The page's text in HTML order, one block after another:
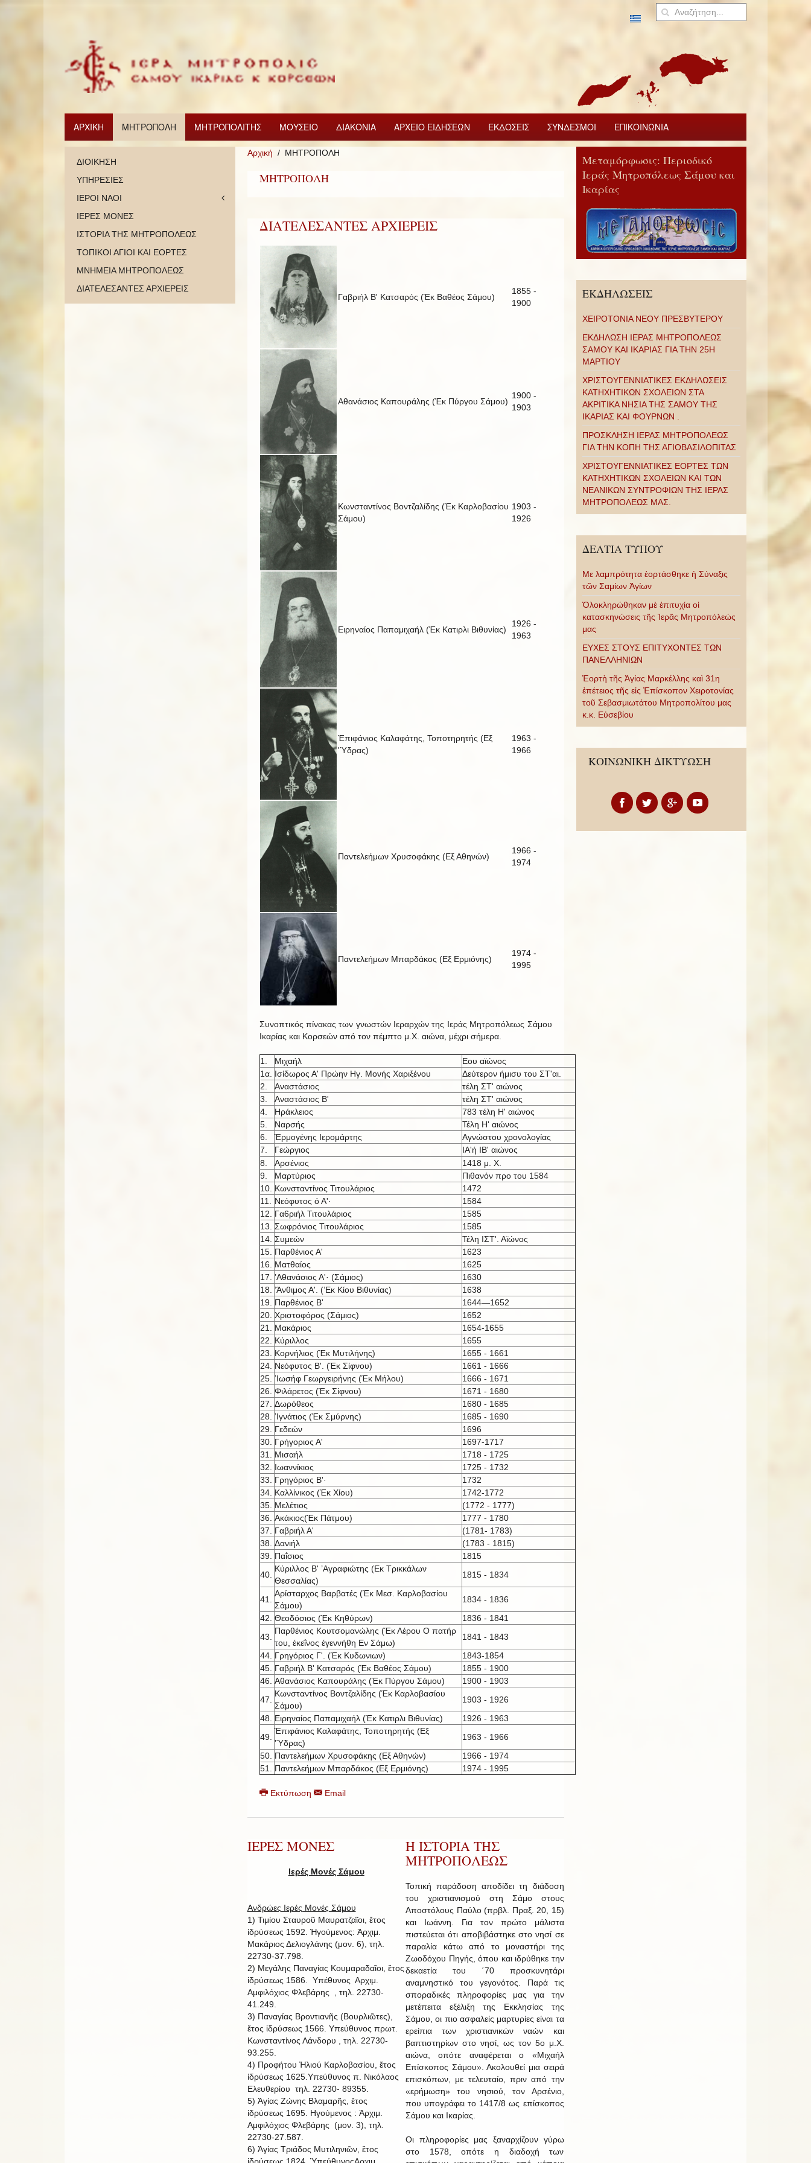
ΑΡΧΙΚΗ ΜΗΤΡΟΠΟΛΗ ΜΗΤΡΟΠΟΛΙΤΗΣ ΜΟΥΣΕΙΟ ΔΙΑΚΟΝΙΑ ΑΡΧΕΙΟ ΕΙΔΗΣΕΩΝ ΕΚΔΟΣΕΙΣ ΣΥΝΔΕΣΜΟΙ ΕΠΙΚΟΙΝΩΝΙΑ
Αρχική ΜΗΤΡΟΠΟΛΗ
ΜΗΤΡΟΠΟΛΗ
ΔΙΑΤΕΛΕΣΑΝΤΕΣ ΑΡΧΙΕΡΕΙΣ
Γαβριήλ Β' Κατσαρός (Έκ Βαθέος Σάμου)
1855 -
1900
Αθανάσιος Καπουράλης (Έκ Πύργου Σάμου)
1900 -
1903
Κωνσταντίνος Βοντζαλίδης (Έκ Καρλοβασίου
Σάμου)
1903 -
1926
Ειρηναίος Παπαμιχαήλ (Έκ Κατιρλι Βιθυνίας)
1926 -
1963
Έπιφάνιος Καλαφάτης, Τοποτηρητής (Εξ
'Ύδρας)
1963 -
1966
Παντελεήμων Χρυσοφάκης (Εξ Αθηνών)
1966 -
1974
Παντελεήμων Μπαρδάκος (Εξ Ερμιόνης)
1974 -
1995
Συνοπτικός πίνακας των γνωστών Ιεραρχών της Ιεράς Μητροπόλεως Σάμου
Ικαρίας και Κορσεών από τον πέμπτο μ.Χ. αιώνα, μέχρι σήμερα.
1. Μιχαήλ
Εου αϊώνος
1α. Ισίδωρος Α' Πρώην Ηγ. Μονής Χαριξένου
Δεύτερον ήμισυ του ΣΤ'αι.
2.
Αναστάσιος
τέλη ΣΤ' αιώνος
3.
Αναστάσιος Β'
τέλη ΣΤ' αιώνος
4.
Ηράκλειος
783 τέλη Η' αιώνος
5.
Ναρσής
Τέλη Η' αιώνος
6.
Έρμογένης Ιερομάρτης
Αγνώστου χρονολογίας
7.
Γεώργιος ΙΑ'ή IB' αιώνος
8.
Αρσένιος
1418 μ. X.
9.
Μαρτύριος
Πιθανόν προ του 1584
10. Κωνσταντίνος Τιτουλάριος
1472
11.
Νεόφυτος ό Α'·
1584
12.
Γα6ριήλ Τιτουλάριος
1585
13. Σωφρόνιος Τιτουλάριος
1585
14. Συμεών
Τέλη ΙΣΤ'. Αϊώνος
15. Παρθένιος Α'
1623
16.
Ματθαίος
1625
17.
’Αθανάσιος Α'· (Σάμιος)
1630
18.
’Άνθιμος Α'. (’Εκ Κίου Βιθυνίας)
1638
19. Παρθένιος Β'
1644—1652
20. Χριστοφόρος (Σάμιος)
1652
21.
Μακάριος
1654-1655
22.
Κύριλλος
1655
23.
Κορνήλιος (Έκ Μυτιλήνης)
1655 - 1661
24. Νεόφυτος Β'. (Έκ Σίφνου)
1661 - 1666
25. ’Ιωσήφ Γεωργειρήνης (Έκ Μήλου)
1666 - 1671
26. Φιλάρετος (Έκ Σίφνου)
1671 - 1680
27. Δωρόθεος
1680 - 1685
28.
’Ιγνάτιος (Έκ Σμύρνης)
1685 - 1690
29. Γεδεών
1696
30. Γρήγοριος Α'
1697-1717
31.
Μισαήλ
1718 - 1725
32.
Ιωαννίκιος
1725 - 1732
33.
Γρηγόριος Β'·
1732
34. Καλλίνικος (Έκ Χίου)
1742-1772
35. Μελέτιος
(1772 - 1777)
36. Ακάκιος(Έκ Πάτμου)
1777 - 1780
37.
Γαβριήλ Α'
(1781- 1783)
38. Δανιήλ
(1783 - 1815)
39. Παΐσιος
1815
40.
Κύριλλος Β' ’Αγραφιώτης (Εκ Τρικκάλων
Θεσσαλίας)
1815 - 1834
41.
Αρίσταρχος Βαρβατές (Έκ Μεσ. Καρλοβασίου
Σάμου)
1834 - 1836
42. Θεοδόσιος (Έκ Κηθύρων)
1836 - 1841
43.
Παρθένιος Κουτσομανώλης (Έκ Λέρου Ο πατήρ
του, έκεΐνος έγεννήθη Εν Σάμω)
1841 - 1843
44. Γρηγόριος Γ'. (Έκ Κυδωνιων)
1843-1854
45. Γαβριήλ Β' Κατσαρός (Έκ Βαθέος Σάμου)
1855 - 1900
46. Αθανάσιος Καπουράλης (Έκ Πύργου Σάμου)
1900 - 1903
47.
Κωνσταντίνος Βοντζαλίδης (Έκ Καρλοβασίου
Σάμου)
1903 - 1926
48.
Ειρηναίος Παπαμιχαήλ (Έκ Κατιρλι Βιθυνίας)
1926 - 1963
49.
Έπιφάνιος Καλαφάτης, Τοποτηρητής (Εξ
'Ύδρας)
1963 - 1966
50. Παντελεήμων Χρυσοφάκης (Εξ Αθηνών)
1966 - 1974
51.
Παντελεήμων Μπαρδάκος (Εξ Ερμιόνης) 1974 - 1995
Εκτύπωση Email
ΙΕΡΕΣ ΜΟΝΕΣ
Ιερές Μονές Σάμου
Ανδρώες Ιερές Μονές Σάμου
1) Τιμίου Σταυροῦ Μαυρατζαῖοι, ἔτος
ἱδρύσεως 1592. Ἡγούμενος: Ἀρχιμ.
Μακάριος Δελιογλάνης (μον. 6), τηλ.
22730-37.798.
2) Μεγάλης Παναγίας Κουμαραδαῖοι, ἔτος
ἱδρύσεως 1586. Υπέθυνος Αρχιμ.
Αμφιλόχιος Φλεβάρης , τηλ. 22730-
41.249.
3) Παναγίας Βροντιανῆς (Βουρλιῶτες),
ἔτος ἱδρύσεως 1566. Υπεύθυνος πρωτ.
Κωνσταντίνος Λάνδορυ , τηλ. 22730-
93.255.
4) Προφήτου Ἠλιού Καρλοβασίου, ἔτος
ἱδρύσεως 1625.Υπεύθυνος π. Νικόλαος
Ελευθερίου τηλ. 22730- 89355.
5) Ἁγίας Ζώνης Βλαμαρῆς, ἔτος
ἱδρύσεως 1695. Ηγούμενος : Ἀρχιμ.
Αμφιλόχιος Φλεβάρης (μον. 3), τηλ.
22730-27.587.
6) Ἁγίας Τριάδος Μυτιληνιῶν, ἔτος
Η ΙΣΤΟΡΙΑ ΤΗΣ
ΜΗΤΡΟΠΟΛΕΩΣ
Τοπική παράδοση αποδίδει τη διάδοση
του χριστιανισμού στη Σάμο στους
Αποστόλους Παύλο (πρβλ. Πραξ. 20, 15)
και Ιωάννη. Για τον πρώτο μάλιστα
πιστεύεται ότι αποβιβάστηκε στο νησί σε
παραλία κάτω από το μοναστήρι της
Ζωοδόχου Πηγής, όπου και ιδρύθηκε την
δεκαετία του ΄70 προσκυνητάρι
αναμνηστικό του γεγονότος. Παρά τις
σποραδικές πληροφορίες μας για την
μετέπειτα εξέλιξη της Εκκλησίας της
Σάμου, οι πιο ασφαλείς μαρτυρίες είναι τα
ερείπια των χριστιανικών ναών και
βαπτιστηρίων στο νησί, ως τον 5ο μ.Χ.
αιώνα, οπότε αναφέρεται ο «Μιχαήλ
Επίσκοπος Σάμου». Ακολουθεί μια σειρά
επισκόπων, με τελευταίο, πριν από την
«ερήμωση» του νησιού, τον Αρσένιο,
που υπογράφει το 1417/8 ως επίσκοπος
Σάμου και Ικαρίας.
Οι πληροφορίες μας ξαναρχίζουν γύρω
στο 1578, οπότε η διαδοχή των
ΔΙΟΙΚΗΣΗ
ΥΠΗΡΕΣΙΕΣ
ΙΕΡΟΙ ΝΑΟΙ
ΙΕΡΕΣ ΜΟΝΕΣ
ΙΣΤΟΡΙΑ ΤΗΣ ΜΗΤΡΟΠΟΛΕΩΣ
ΤΟΠΙΚΟΙ ΑΓΙΟΙ ΚΑΙ ΕΟΡΤΕΣ
ΜΝΗΜΕΙΑ ΜΗΤΡΟΠΟΛΕΩΣ
ΔΙΑΤΕΛΕΣΑΝΤΕΣ ΑΡΧΙΕΡΕΙΣ
Μεταμόρφωσις: Περιοδικό
Ιεράς Μητροπόλεως Σάμου και
Ικαρίας
ΕΚΔΗΛΩΣΕΙΣ
ΧΕΙΡΟΤΟΝΙΑ ΝΕΟΥ ΠΡΕΣΒΥΤΕΡΟΥ
ΕΚΔΗΛΩΣΗ ΙΕΡΑΣ ΜΗΤΡΟΠΟΛΕΩΣ
ΣΑΜΟΥ ΚΑΙ ΙΚΑΡΙΑΣ ΓΙΑ ΤΗΝ 25Η
ΜΑΡΤΙΟΥ
ΧΡΙΣΤΟΥΓΕΝΝΙΑΤΙΚΕΣ ΕΚΔΗΛΩΣΕΙΣ
ΚΑΤΗΧΗΤΙΚΩΝ ΣΧΟΛΕΙΩΝ ΣΤΑ
ΑΚΡΙΤΙΚΑ ΝΗΣΙΑ ΤΗΣ ΣΑΜΟΥ ΤΗΣ
ΙΚΑΡΙΑΣ ΚΑΙ ΦΟΥΡΝΩΝ .
ΠΡΟΣΚΛΗΣΗ ΙΕΡΑΣ ΜΗΤΡΟΠΟΛΕΩΣ
ΓΙΑ ΤΗΝ ΚΟΠΗ ΤΗΣ ΑΓΙΟΒΑΣΙΛΟΠΙΤΑΣ
ΧΡΙΣΤΟΥΓΕΝΝΙΑΤΙΚΕΣ ΕΟΡΤΕΣ ΤΩΝ
ΚΑΤΗΧΗΤΙΚΩΝ ΣΧΟΛΕΙΩΝ ΚΑΙ ΤΩΝ
ΝΕΑΝΙΚΩΝ ΣΥΝΤΡΟΦΙΩΝ ΤΗΣ ΙΕΡΑΣ
ΜΗΤΡΟΠΟΛΕΩΣ ΜΑΣ.
ΔΕΛΤΙΑ ΤΥΠΟΥ
Με λαμπρότητα ἑορτάσθηκε ἡ Σύναξις
τῶν Σαμίων Ἁγίων
Ὁλοκληρώθηκαν μὲ ἐπιτυχία οἱ
κατασκηνώσεις τῆς Ἱερᾶς Μητροπόλεώς
μας
ΕΥΧΕΣ ΣΤΟΥΣ ΕΠΙΤΥΧΟΝΤΕΣ ΤΩΝ
ΠΑΝΕΛΛΗΝΙΩΝ
Ἑορτὴ τῆς Ἁγίας Μαρκέλλης καὶ 31η
ἐπέτειος τῆς εἰς Ἐπίσκοπον Χειροτονίας
τοῦ Σεβασμιωτάτου Μητροπολίτου μας
κ.κ. Εὐσεβίου
ΚΟΙΝΩΝΙΚΗ ΔΙΚΤΥΩΣΗ